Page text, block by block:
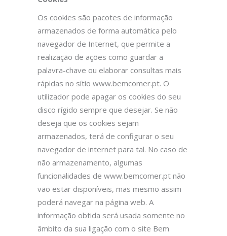
Os cookies são pacotes de informação
armazenados de forma automática pelo
navegador de Internet, que permite a
realização de ações como guardar a
palavra-chave ou elaborar consultas mais
rápidas no sítio www.bemcomer.pt. O
utilizador pode apagar os cookies do seu
disco rígido sempre que desejar. Se não
deseja que os cookies sejam
armazenados, terá de configurar o seu
navegador de internet para tal. No caso de
não armazenamento, algumas
funcionalidades de www.bemcomer.pt não
vão estar disponíveis, mas mesmo assim
poderá navegar na página web. A
informação obtida será usada somente no
âmbito da sua ligação com o site Bem